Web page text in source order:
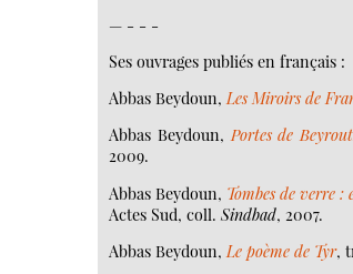
— - - -
Ses ouvrages publiés en français :
Abbas Beydoun,Les Miroirs de
Abbas Beydoun,Portes de
2009.
Abbas Beydoun, Tombes de verre :
Actes Sud, coll.Sindbad, 2007.
Abbas Beydoun,Le poème de Tyr,